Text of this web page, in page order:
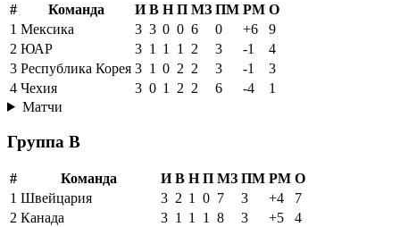
# Команда И В Н П МЗ ПМ РМ О
1 Мексика 3 3 0 0 6 0 +6
9
2 ЮАР 3 1 1 1 2 3 -1
4
3 Республика Корея 3 1 0 2 2 3 -1
3
4 Чехия 3 0 1 2 2 6 -4
1
Матчи
Группа B
# Команда И В Н П МЗ ПМ РМ О
1 Швейцария 3 2 1 0 7 3 +4
7
2 Канада 3 1 1 1 8 3 +5
4